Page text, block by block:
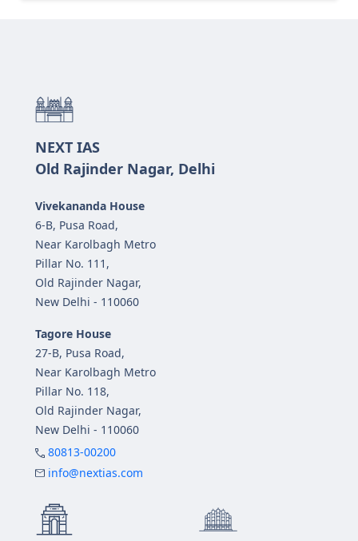
NEXT IAS
Old Rajinder Nagar, Delhi
Vivekananda House
6-B, Pusa Road,
Near Karolbagh Metro
Pillar No. 111,
Old Rajinder Nagar,
New Delhi - 110060
Tagore House
27-B, Pusa Road,
Near Karolbagh Metro
Pillar No. 118,
Old Rajinder Nagar,
New Delhi - 110060
80813-00200
info@nextias.com